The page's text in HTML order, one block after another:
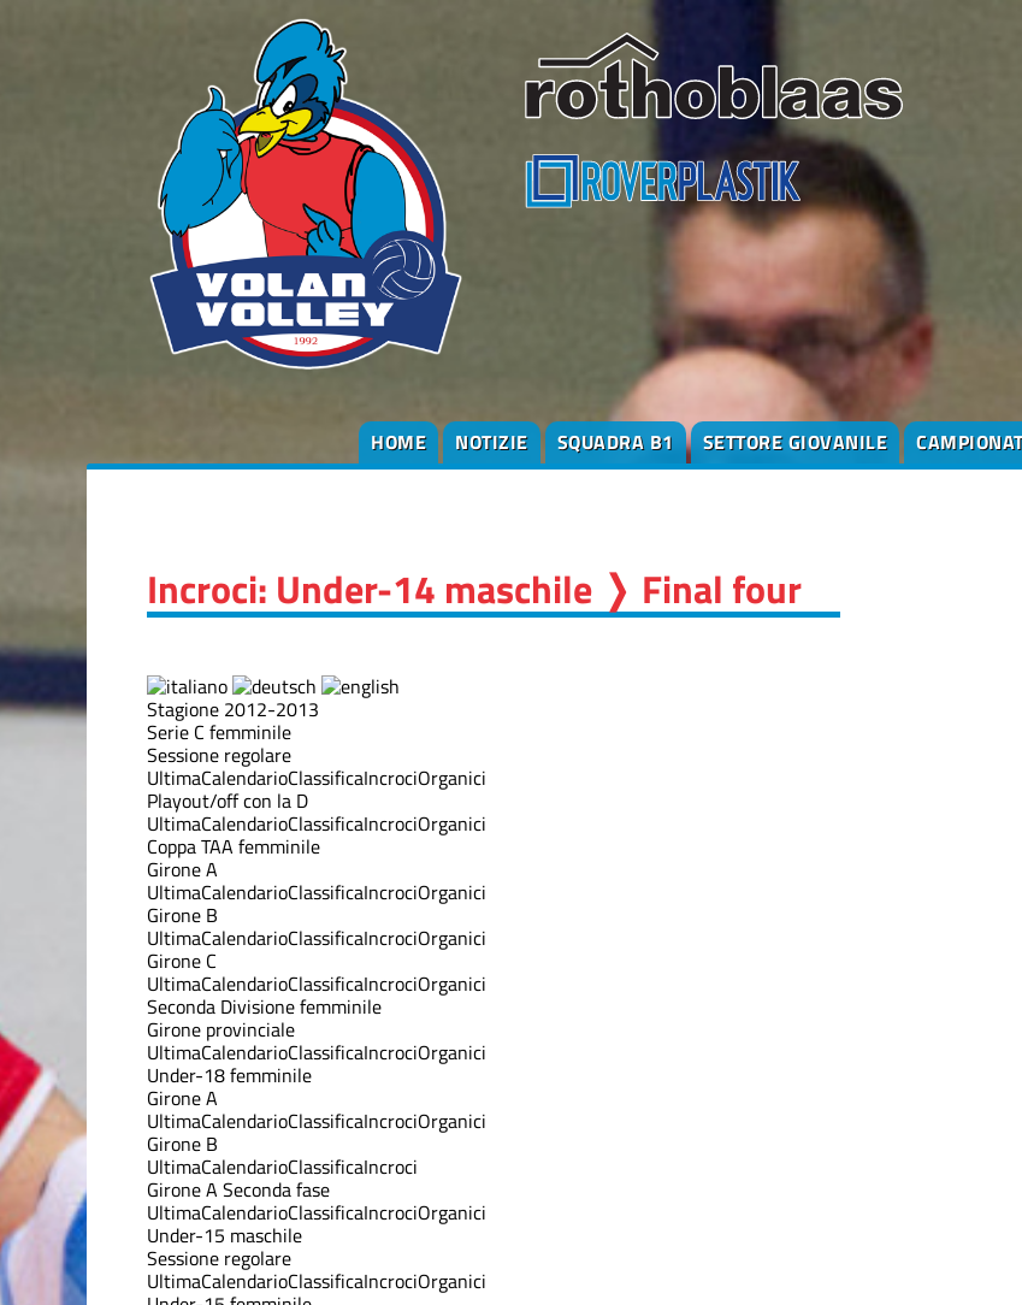
HOME NOTIZIE SQUADRA B1 SETTORE GIOVANILE
Incroci: Under-14 maschile ❭ Final four
Stagione 2012-2013
Serie C femminile
Sessione regolare
UltimaCalendarioClassificaIncrociOrganici
Playout/off con la D
UltimaCalendarioClassificaIncrociOrganici
Coppa TAA femminile
Girone A
UltimaCalendarioClassificaIncrociOrganici
Girone B
UltimaCalendarioClassificaIncrociOrganici
Girone C
UltimaCalendarioClassificaIncrociOrganici
Seconda Divisione femminile
Girone provinciale
UltimaCalendarioClassificaIncrociOrganici
Under-18 femminile
Girone A
UltimaCalendarioClassificaIncrociOrganici
Girone B
UltimaCalendarioClassificaIncroci
Girone A Seconda fase
UltimaCalendarioClassificaIncrociOrganici
Under-15 maschile
Sessione regolare
UltimaCalendarioClassificaIncrociOrganici